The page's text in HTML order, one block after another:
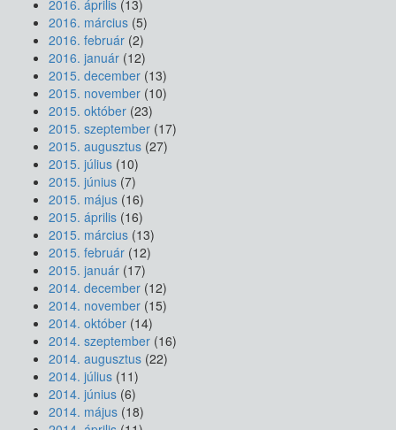
2016. április (13)
2016. március (5)
2016. február (2)
2016. január (12)
2015. december (13)
2015. november (10)
2015. október (23)
2015. szeptember (17)
2015. augusztus (27)
2015. július (10)
2015. június (7)
2015. május (16)
2015. április (16)
2015. március (13)
2015. február (12)
2015. január (17)
2014. december (12)
2014. november (15)
2014. október (14)
2014. szeptember (16)
2014. augusztus (22)
2014. július (11)
2014. június (6)
2014. május (18)